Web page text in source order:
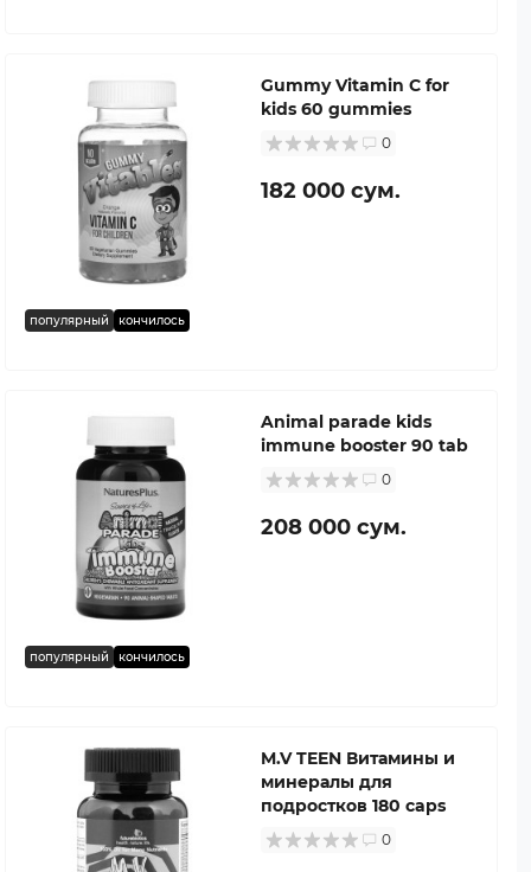
популярный кончилось
Gummy Vitamin C for
kids 60 gummies
0
182 000 сум.
популярный кончилось
Animal parade kids
immune booster 90 tab
0
208 000 сум.
M.V TEEN Витамины и
минералы для
подростков 180 caps
0